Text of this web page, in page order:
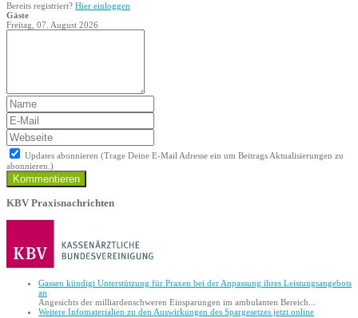
Bereits registriert? Hier einloggen
Gäste
Freitag, 07. August 2026
Updates abonnieren (Trage Deine E-Mail Adresse ein um Beitrags Aktualisierungen zu
abonnieren.)
Kommentieren
KBV Praxisnachrichten
Gassen kündigt Unterstützung für Praxen bei der Anpassung ihres Leistungsangebots
an
Angesichts der milliardenschweren Einsparungen im ambulanten Bereich...
Weitere Infomaterialien zu den Auswirkungen des Spargesetzes jetzt online